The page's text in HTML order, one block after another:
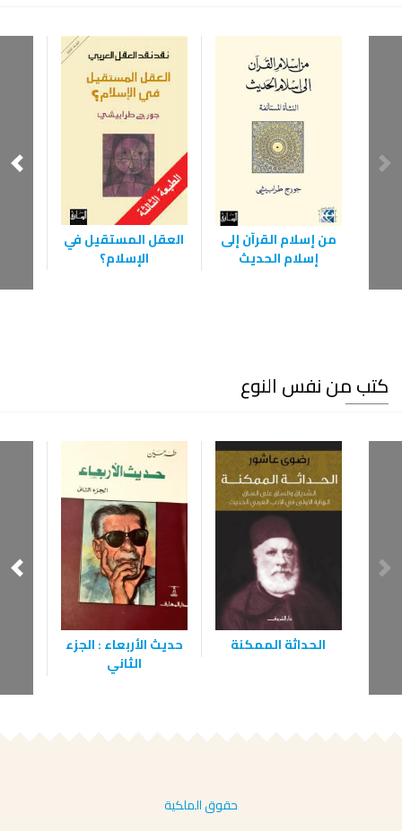
من إسلام القرآن إلى
إسلام الحديث
العقل المستقيل في
الإسلام؟
كتب من نفس النوع
الحداثة الممكنة
حديث الأربعاء : الجزء
الثاني
حقوق الملكية